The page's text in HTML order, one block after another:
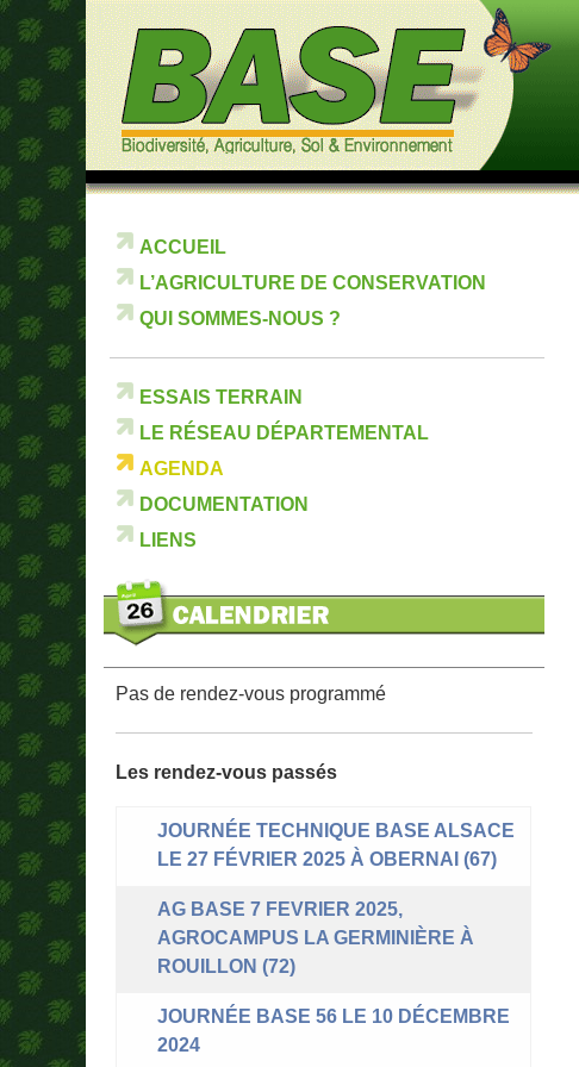
ACCUEIL
L’AGRICULTURE DE CONSERVATION
QUI SOMMES-NOUS ?
ESSAIS TERRAIN
LE RÉSEAU DÉPARTEMENTAL
AGENDA
DOCUMENTATION
LIENS
Pas de rendez-vous programmé
Les rendez-vous passés
JOURNÉE TECHNIQUE BASE ALSACE
LE 27 FÉVRIER 2025 À OBERNAI (67)
AG BASE 7 FEVRIER 2025,
AGROCAMPUS LA GERMINIÈRE À
ROUILLON (72)
JOURNÉE BASE 56 LE 10 DÉCEMBRE
2024